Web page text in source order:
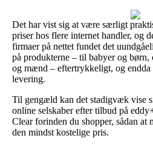
Det har vist sig at være særligt
priser hos flere internet handler, og
firmaer på nettet fundet det
på produkterne – til babyer og
og mænd – eftertrykkeligt, og
levering.
Til gengæld kan det stadigvæk vise
online selskaber efter tilbud på
Clear forinden du shopper, sådan at
den mindst kostelige pris.